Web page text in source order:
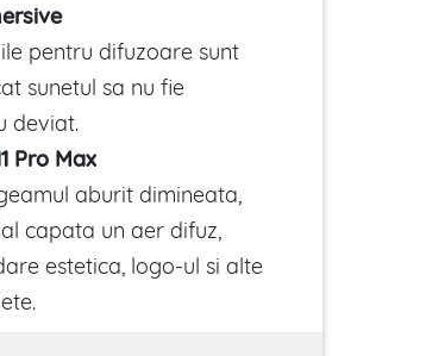
pentru difuzoare sunt
sunetul sa nu fie
deviat.
Pro Max
aburit dimineata,
capata un aer difuz,
estetica, logo-ul si alte